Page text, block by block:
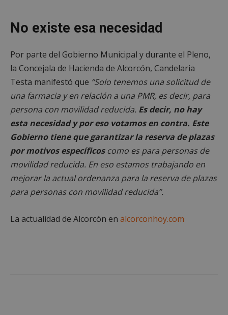
No existe esa necesidad
Por parte del Gobierno Municipal y durante el Pleno,
la Concejala de Hacienda de Alcorcón, Candelaria
Testa manifestó que “Solo tenemos una solicitud de
una farmacia y en relación a una PMR, es decir, para
persona con movilidad reducida. Es decir, no hay
esta necesidad y por eso votamos en contra. Este
Gobierno tiene que garantizar la reserva de plazas
por motivos específicoscomo es para personas de
movilidad reducida. En eso estamos trabajando en
mejorar la actual ordenanza para la reserva de plazas
para personas con movilidad reducida”.
La actualidad de Alcorcón en alcorconhoy.com
Cookies de funcionalidad
funcionalidad principal del sitio web, como el
inicio de sesión de usuario y la gestión de cuentas.
El sitio web no se puede utilizar correctamente sin
las cookies estrictamente necesarias.
Nombre
Proveedor/
PHPSESSID
PHP.net
alcorconhoy.com